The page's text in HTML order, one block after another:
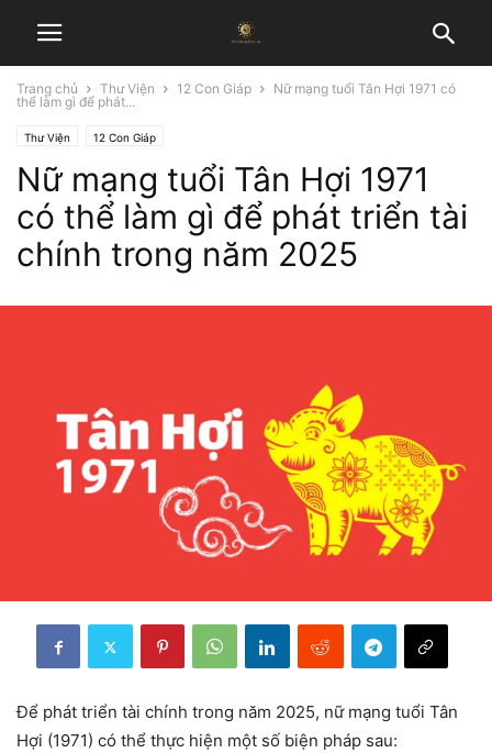
Trang chủ Thư Viện 12 Con Giáp
Nữ mạng tuổi Tân Hợi 1971 có
thể làm gì để phát...
Thư Viện 12 Con Giáp
Nữ mạng tuổi Tân Hợi 1971
có thể làm gì để phát triển tài
chính trong năm 2025
Để phát triển tài chính trong năm 2025, nữ mạng tuổi Tân
Hợi (1971) có thể thực hiện một số biện pháp sau: